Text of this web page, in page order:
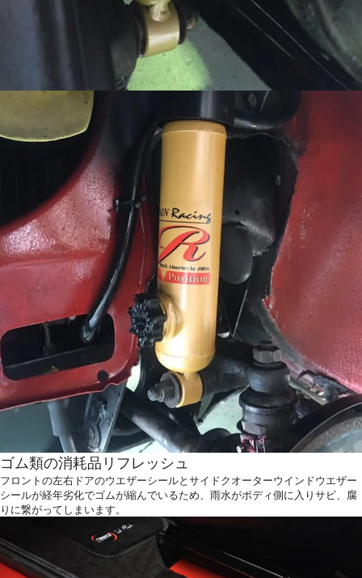
ゴム類の消耗品リフレッシュ
フロントの左右ドアのウエザーシールとサイドクオーターウインドウエザー
シールが経年劣化でゴムが縮んでいるため、雨水がボディ側に入りサビ、腐
りに繋がってしまいます。